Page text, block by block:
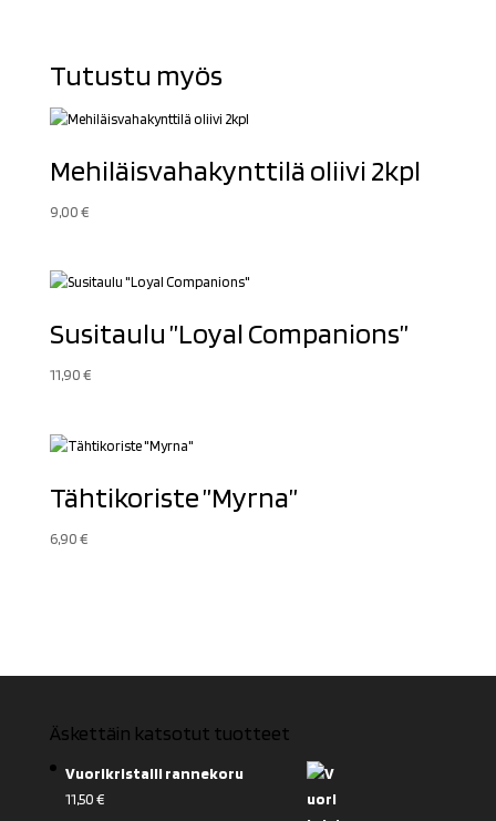
Tutustu myös
Mehiläisvahakynttilä oliivi 2kpl
9,00€
Susitaulu ”Loyal Companions”
11,90€
Tähtikoriste ”Myrna”
6,90€
Äskettäin katsotut tuotteet
Vuorikristalli rannekoru
11,50€